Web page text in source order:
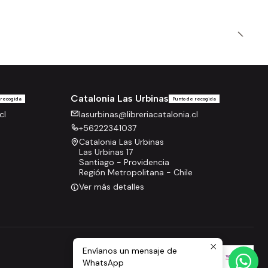
recogida Catalonia Las Urbinas Punto de recogida
lasurbinas@libreriacatalonia.cl
+56222341037
Catalonia Las Urbinas
Las Urbinas 17
Santiago - Providencia
Región Metropolitana - Chile
Ver más detalles
Envíanos un mensaje de
WhatsApp